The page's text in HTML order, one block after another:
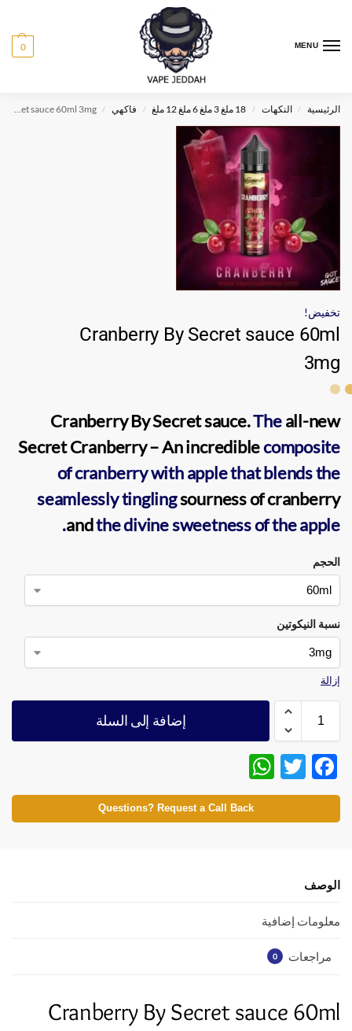
MENU
0
الرئيسية / النكهات / 18 ملغ 3 ملغ 6 ملغ 12 ملغ / فاكهي /
Cranberry By Secret sauce 60ml 3mg
تخفيض!
Cranberry By Secret sauce 60ml
3mg
CranberryBySecret sauce.Theall-new
Secret Cranberry– An incrediblecomposite
of cranberry with apple that blends the
seamlessly tinglingsourness of cranberry
andthe divine sweetness of the apple.
الحجم
نسبة النيكوتين
إزالة
إضافة إلى السلة
F
ac
e
o
k
T
w
itt
h
at
Questions? Request a Call Back
الوصف
معلومات إضافية
مراجعات 0
Cranberry By Secret sauce 60ml